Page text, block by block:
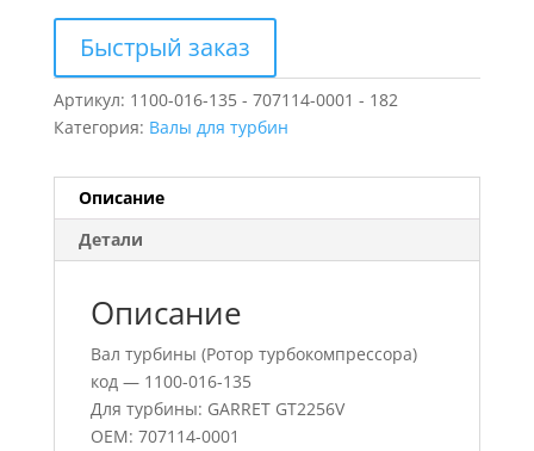
Быстрый заказ
Артикул: 1100-016-135 - 707114-0001 - 182
Категория: Валы для турбин
Описание
Детали
Описание
Вал турбины (Ротор турбокомпрессора)
код — 1100-016-135
Для турбины: GARRET GT2256V
OEM: 707114-0001